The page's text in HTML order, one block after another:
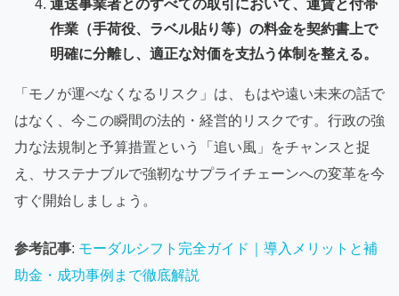
運送事業者とのすべての取引において、運賃と付帯
作業（手荷役、ラベル貼り等）の料金を契約書上で
明確に分離し、適正な対価を支払う体制を整える。
「モノが運べなくなるリスク」は、もはや遠い未来の話で
はなく、今この瞬間の法的・経営的リスクです。行政の強
力な法規制と予算措置という「追い風」をチャンスと捉
え、サステナブルで強靭なサプライチェーンへの変革を今
すぐ開始しましょう。
参考記事: モーダルシフト完全ガイド｜導入メリットと補
助金・成功事例まで徹底解説